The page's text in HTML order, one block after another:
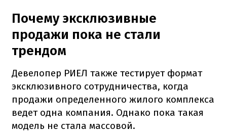
Почему эксклюзивные
продажи пока не стали
трендом
Девелопер РИЕЛ также тестирует формат
эксклюзивного сотрудничества, когда
продажи определенного жилого комплекса
ведет одна компания. Однако пока такая
модель не стала массовой.